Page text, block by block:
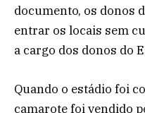
documento, os donos
entrar os locais sem
a cargo dos donos do
Quando o estádio foi
camarote foi vendido